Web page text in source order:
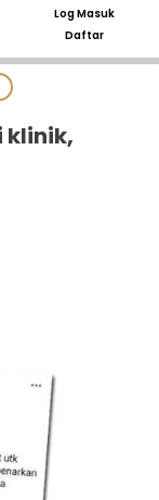
Log Masuk
Daftar
klinik,